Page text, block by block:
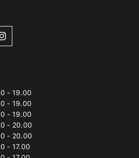
- 19.00
- 19.00
- 19.00
- 20.00
- 20.00
- 17.00